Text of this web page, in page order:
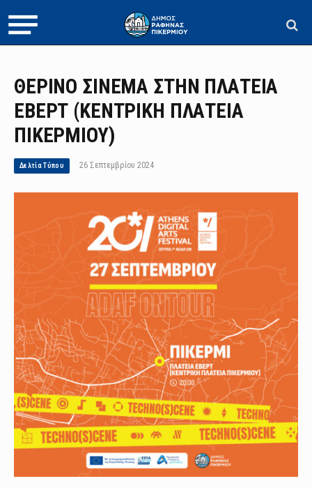
ΘΕΡΙΝΟ ΣΙΝΕΜΑ ΣΤΗΝ ΠΛΑΤΕΙΑ
ΕΒΕΡΤ (ΚΕΝΤΡΙΚΗ ΠΛΑΤΕΙΑ
ΠΙΚΕΡΜΙΟΥ)
Δελτία Τύπου 26 Σεπτεμβρίου 2024